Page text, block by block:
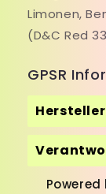
Limonen,
(D&C Red
GPSR
Powered